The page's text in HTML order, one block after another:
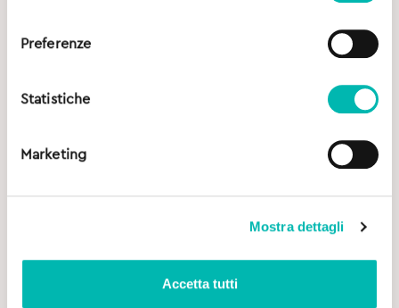
Preferenze
Statistiche
Marketing
Mostra dettagli
Accetta tutti